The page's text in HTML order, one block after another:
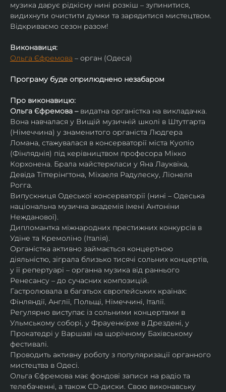
музика дарує рідкісну нині розкіш – зупинитися,
видихнути очистити думки та зарядитися мистецтвом.
Відкриваємо сезон разом!
Виконавиця:
Ольга Єфремова – орган (Одеса)
Програму буде оприлюднено незабаром
Про виконавицю:
Ольга Єфремова – видатна органістка на викладачка.
Вона навчалася у Вищій музичній школі в Штутгарта
(Німеччина) у знаменитого органіста Людгера
Ломана, стажувалася в консерваторії міста Куопіо
(Фінляднія) під керівництвом професора Мікко
Корхонена. Брала майстеркласи у Яна Лауквіка,
Девіда Тіттерінгтона, Міхаеля Радулеску, Ліонеля
Рогга.
Випускниця Одеської консерваторії (нині – Одеська
національна музична академія імені Антоніни
Нежданової).
Дипломантка міжнародних престижних конкурсів в
Удіне та Кремоліно (Італія).
Органістка активно займається концертною
діяльністю, зіграла близько тисячі сольних концертів,
у її репертуарі – органна музика від раннього
Ренесансу – до сучасних композицій.
Гастролювала в багатьох європейських країнах:
Фінляндії, Англії, Польщі, Німеччині, Італії.
Регулярно виступає із сольними концертами в
Ульмському соборі, у Фрауенкірхе в Дрездені, у
Прокатедрі у Варшаві на щорічному Бахівському
фестивалі.
Проводить активну роботу з популяризації органного
мистецтва в Одесі.
Ольга Єфремова має фондові записи на радіо та
телебаченні, а також CD-диски. Свою виконавську